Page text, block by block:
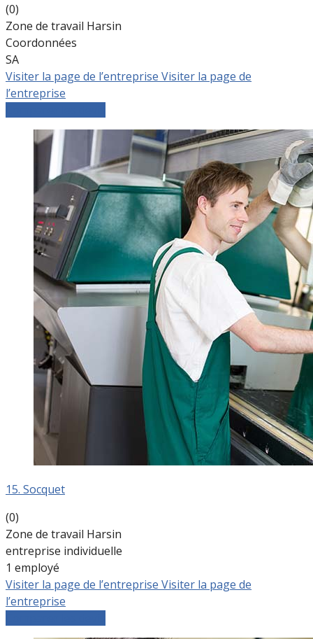
(0)
Zone de travail Harsin
Coordonnées
SA
Visiter la page de l’entreprise Visiter la page de
l’entreprise
15. Socquet
(0)
Zone de travail Harsin
entreprise individuelle
1 employé
Visiter la page de l’entreprise Visiter la page de
l’entreprise